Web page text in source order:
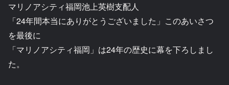
マリノアシティ福岡池上英樹支配人
「24年間本当にありがとうございました」このあいさつ
を最後に
「マリノアシティ福岡」は24年の歴史に幕を下ろしまし
た。